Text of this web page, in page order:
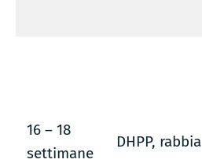
16 – 18
settimane
DHPP, rabbia